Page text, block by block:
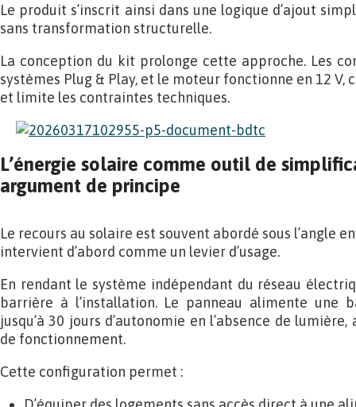
Le produit s’inscrit ainsi dans une logique d’ajout
sans transformation structurelle.
La conception du kit prolonge cette approche. Les
systèmes Plug & Play, et le moteur fonctionne en 12
et limite les contraintes techniques.
L’énergie solaire comme outil de
argument de principe
Le recours au solaire est souvent abordé sous l’angle
intervient d’abord comme un levier d’usage.
En rendant le système indépendant du réseau
barrière à l’installation. Le panneau alimente une
jusqu’à 30 jours d’autonomie en l’absence de
de fonctionnement.
Cette configuration permet :